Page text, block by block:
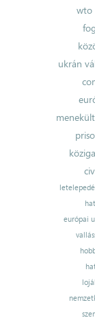
wto
ukrán
európai